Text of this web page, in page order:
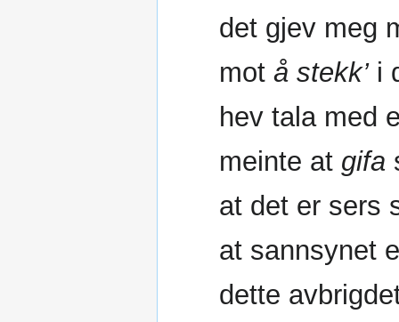
det gjev meg
mot å stekk’i
hev tala med
meinte at gifa
at det er sers
at sannsynet
dette